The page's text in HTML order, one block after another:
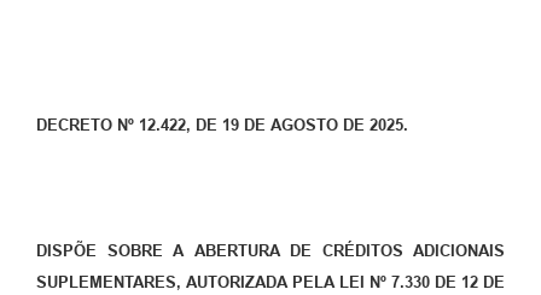
DECRETO Nº 12.422, DE 19 DE AGOSTO DE 2025.
DISPÕE SOBRE A ABERTURA DE CRÉDITOS ADICIONAIS
SUPLEMENTARES, AUTORIZADA PELA LEI Nº 7.330 DE 12 DE